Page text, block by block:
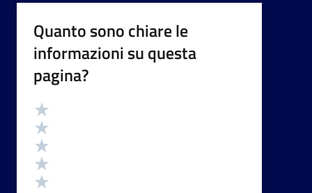
Quanto sono chiare le
informazioni su questa
pagina?
Valutazione